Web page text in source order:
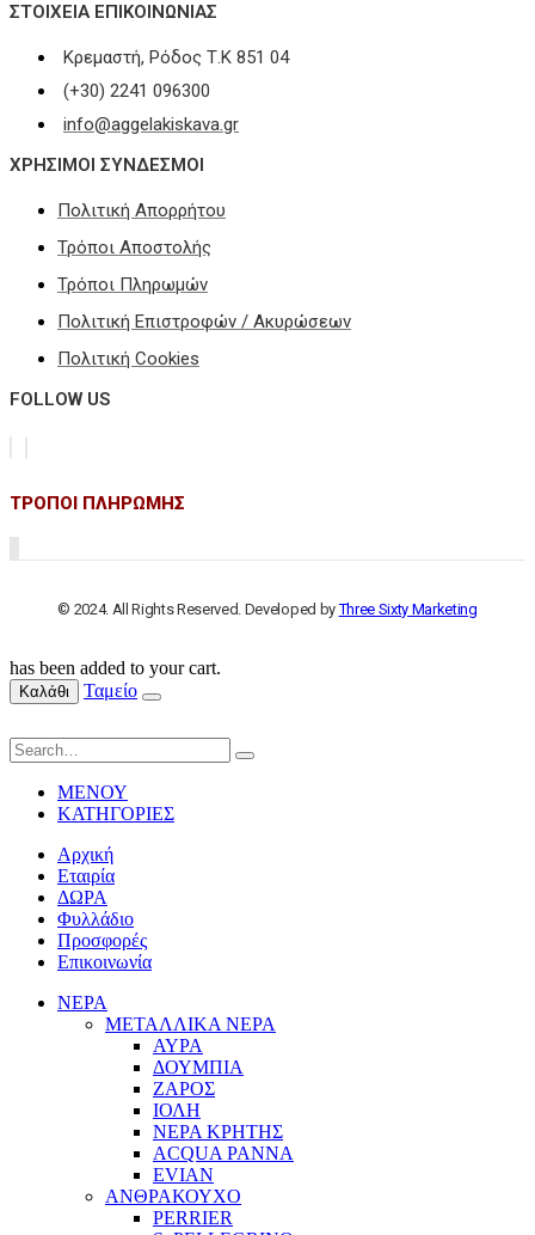
ΣΤΟΙΧΕΊΑ ΕΠΙΚΟΙΝΩΝΊΑΣ
Κρεμαστή, Ρόδος Τ.Κ 851 04
(+30) 2241 096300
info@aggelakiskava.gr
ΧΡΗΣΙΜΟΙ ΣΥΝΔΕΣΜΟΙ
Πολιτική Απορρήτου
Τρόποι Αποστολής
Τρόποι Πληρωμών
Πολιτική Επιστροφών / Ακυρώσεων
Πολιτική Cookies
FOLLOW US
ΤΡΟΠΟΙ ΠΛΗΡΩΜΗΣ
© 2024. All Rights Reserved. Developed byThree Sixty Marketing
has been added to your cart.
Καλάθι Ταμείο
ΜΕΝΟΥ
ΚΑΤΗΓΟΡΙΕΣ
Αρχική
Εταιρία
ΔΩΡΑ
Φυλλάδιο
Προσφορές
Επικοινωνία
ΝΕΡΑ
ΜΕΤΑΛΛΙΚΑ ΝΕΡΑ
ΑΥΡΑ
ΔΟΥΜΠΙΑ
ΖΑΡΟΣ
ΙΟΛΗ
ΝΕΡΑ ΚΡΗΤΗΣ
ACQUA PANNA
EVIAN
ΑΝΘΡΑΚΟΥΧΟ
PERRIER